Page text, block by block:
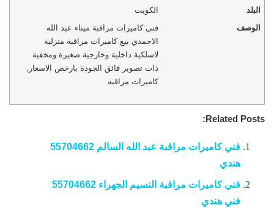
البلد
الكويت
الوصف
فني كاميرات مراقبة ميناء عبد الله
الاحمدي بيع كاميرات مراقبة منزلية
لاسلكية داخلية وخارجية صغيرة ومخفية
ذات تصوير فائق الجودة بارخص الاسعار,
كاميرات مراقبه
Related Posts:
فني كاميرات مراقبة عبد الله السالم 55704662
هندي
فني كاميرات مراقبة النسيم الجهراء 55704662
فني هندي